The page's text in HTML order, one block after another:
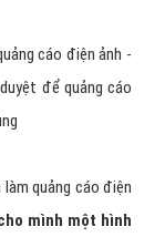
cáo điện ảnh -
để quảng cáo
quảng cáo điện
mình một hình